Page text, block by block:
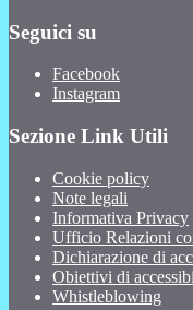
Seguici su
Facebook
Instagram
Sezione Link Utili
Cookie policy
Note legali
Informativa Privacy
Ufficio Relazioni
Dichiarazione di
Obiettivi di
Whistleblowing